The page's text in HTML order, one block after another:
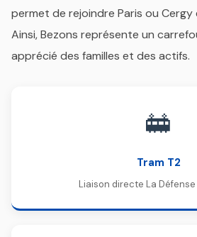
permet de rejoindre Paris ou Cergy
Ainsi, Bezons représente un
apprécié des familles et des actifs.
🚋
Tram T2
Liaison directe La